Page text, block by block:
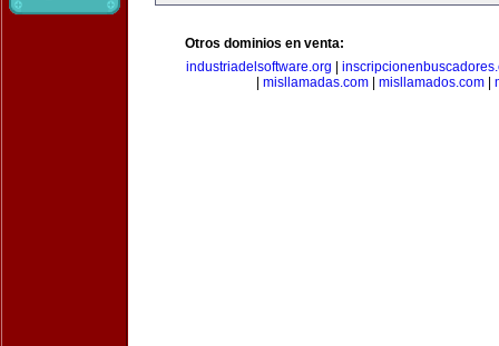
Otros dominios en venta:
industriadelsoftware.org
misllamadas.com| misllamados.com|